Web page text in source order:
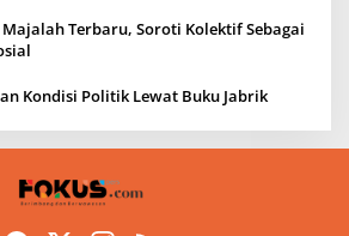
Majalah Terbaru, Soroti Kolektif Sebagai
Kondisi Politik Lewat Buku Jabrik